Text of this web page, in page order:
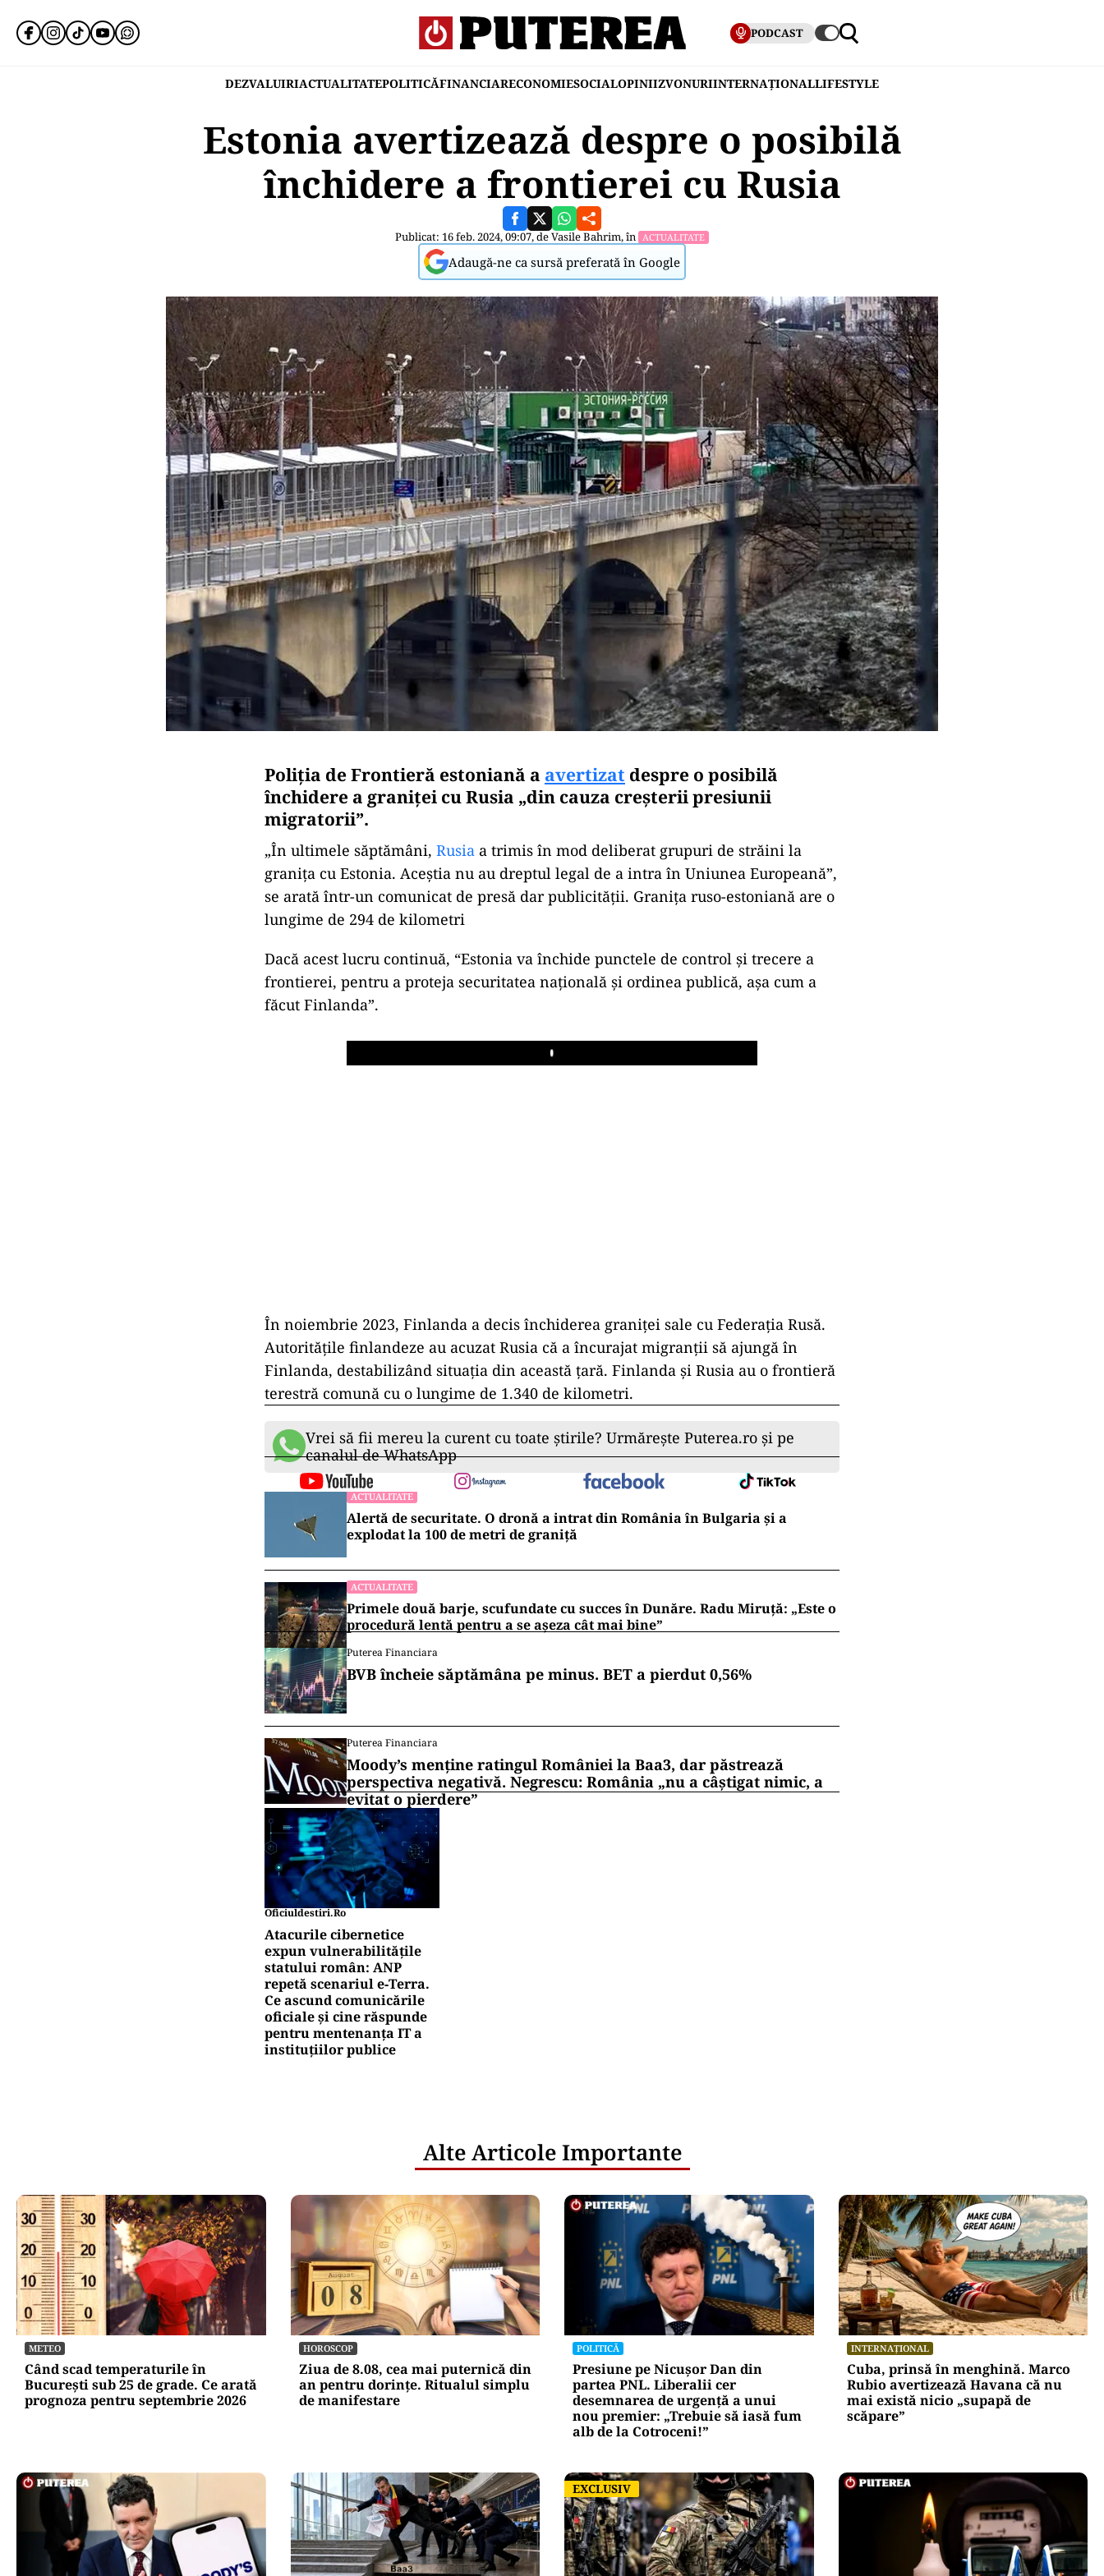
PODCAST
DEZVALUIRIACTUALITATEPOLITICĂFINANCIARECONOMIESOCIALOPINIIZVONURIINTERNAȚIONALLIFESTYLE
Estonia avertizează despre o posibilă
închidere a frontierei cu Rusia
Publicat: 16 feb. 2024, 09:07, deVasile Bahrim, în ACTUALITATE
Adaugă-ne ca sursă preferată în Google
Poliţia de Frontieră estoniană a avertizat despre o posibilă
închidere a graniței cu Rusia „din cauza creşterii presiunii
migratorii”.
„În ultimele săptămâni, Rusia a trimis în mod deliberat grupuri de străini la
granița cu Estonia. Aceştia nu au dreptul legal de a intra în Uniunea Europeană”,
se arată într-un comunicat de presă dar publicității. Granița ruso-estoniană are o
lungime de 294 de kilometri
Dacă acest lucru continuă, “Estonia va închide punctele de control şi trecere a
frontierei, pentru a proteja securitatea națională și ordinea publică, așa cum a
făcut Finlanda”.
Play
În noiembrie 2023, Finlanda a decis închiderea graniţei sale cu Federaţia Rusă.
Autoritățile finlandeze au acuzat Rusia că a încurajat migranţii să ajungă în
Finlanda, destabilizând situația din această țară. Finlanda şi Rusia au o frontieră
terestră comună cu o lungime de 1.340 de kilometri.
Vrei să fii mereu la curent cu toate știrile? Urmărește Puterea.ro și pe
canalul de WhatsApp
ACTUALITATE
Alertă de securitate. O dronă a intrat din România în Bulgaria şi a
explodat la 100 de metri de graniţă
ACTUALITATE
Primele două barje, scufundate cu succes în Dunăre. Radu Miruță: „Este o
procedură lentă pentru a se așeza cât mai bine”
Puterea Financiara
BVB încheie săptămâna pe minus. BET a pierdut 0,56%
Puterea Financiara
Moody’s menține ratingul României la Baa3, dar păstrează
perspectiva negativă. Negrescu: România „nu a câștigat nimic, a
evitat o pierdere”
Oficiuldestiri.ro
Atacurile cibernetice
expun vulnerabilitățile
statului român: ANP
repetă scenariul e‑Terra.
Ce ascund comunicările
oficiale și cine răspunde
pentru mentenanța IT a
instituțiilor publice
Alte Articole Importante
METEO
Când scad temperaturile în
București sub 25 de grade. Ce arată
prognoza pentru septembrie 2026
HOROSCOP
Ziua de 8.08, cea mai puternică din
an pentru dorințe. Ritualul simplu
de manifestare
POLITICĂ
Presiune pe Nicușor Dan din
partea PNL. Liberalii cer
desemnarea de urgență a unui
nou premier: „Trebuie să iasă fum
alb de la Cotroceni!”
INTERNAȚIONAL
Cuba, prinsă în menghină. Marco
Rubio avertizează Havana că nu
mai există nicio „supapă de
scăpare”
EXCLUSIV
EXCLUSIV